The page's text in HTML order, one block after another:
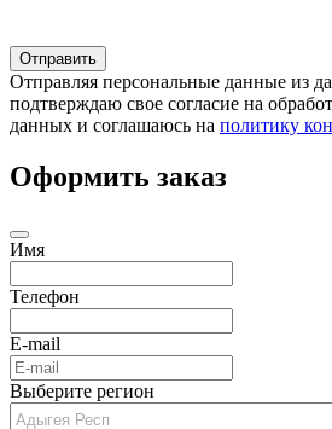
Отправляя персональные данные из
подтверждаю свое согласие на
данных и соглашаюсь на политику
Оформить заказ
Имя
Телефон
E-mail
Выберите регион